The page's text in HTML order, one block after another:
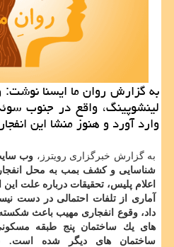
به گزارش روان ما ایسنا نوشت:
لینشوپینگ، واقع در جنوب
وارد آورد و هنوز منشا این
به گزارش خبرگزاری رویترز، وب
شناسایی و كشف بمب به محل انفجار
اعلام پلیس، تحقیقات درباره علت
آماری از تلفات احتمالی در دست
داد، وقوع انفجاری مهیب باعث
های یك ساختمان پنج طبقه
ساختمان های دیگر شده است.